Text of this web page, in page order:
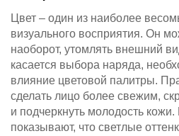
Цвет – один из наиболее
визуального восприятия. Он
наоборот, утомлять внешний
касается выбора наряда,
влияние цветовой палитры.
сделать лицо более свежим,
и подчеркнуть молодость
показывают, что светлые